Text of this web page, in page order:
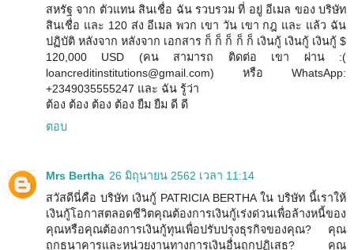
สหรัฐ จาก ตัวแทน สินเชื่อ ฉัน รวบรวม ที่ อยู่ อีเมล ของ บริษัท
สินเชื่อ และ 120 ส่ง อีเมล พวก เขา วัน เขา กฎ และ แล้ว ฉัน
ปฏิบัติ หลังจาก หลังจาก เอกสาร ก็ ก็ ก็ ก็ ก็ เงินกู้ เงินกู้ เงินกู้ $
120,000 USD (คน สามารถ ติดต่อ เขา ผ่าน :(
loancreditinstitutions@gmail.com) หรือ WhatsApp:
+2349035555247 และ ฉัน รู้ว่า
ต้อง ต้อง ต้อง ต้อง ยืม ยืม ดี ดี
ตอบ
Mrs Bertha 26 มิถุนายน 2562 เวลา 11:14
สวัสดีนี่คือ บริษัท เงินกู้ PATRICIA BERTHA ใน บริษัท นี้เราให้
เงินกู้โอกาสตลอดชีวิตคุณต้องการเงินกู้เร่งด่วนเพื่อล้างหนี้ของ
คุณหรือคุณต้องการเงินกู้ทุนเพื่อปรับปรุงธุรกิจของคุณ? คุณ
ถูกธนาคารและหน่วยงานทางการเงินอื่นถูกปฏิเสธ? คุณ